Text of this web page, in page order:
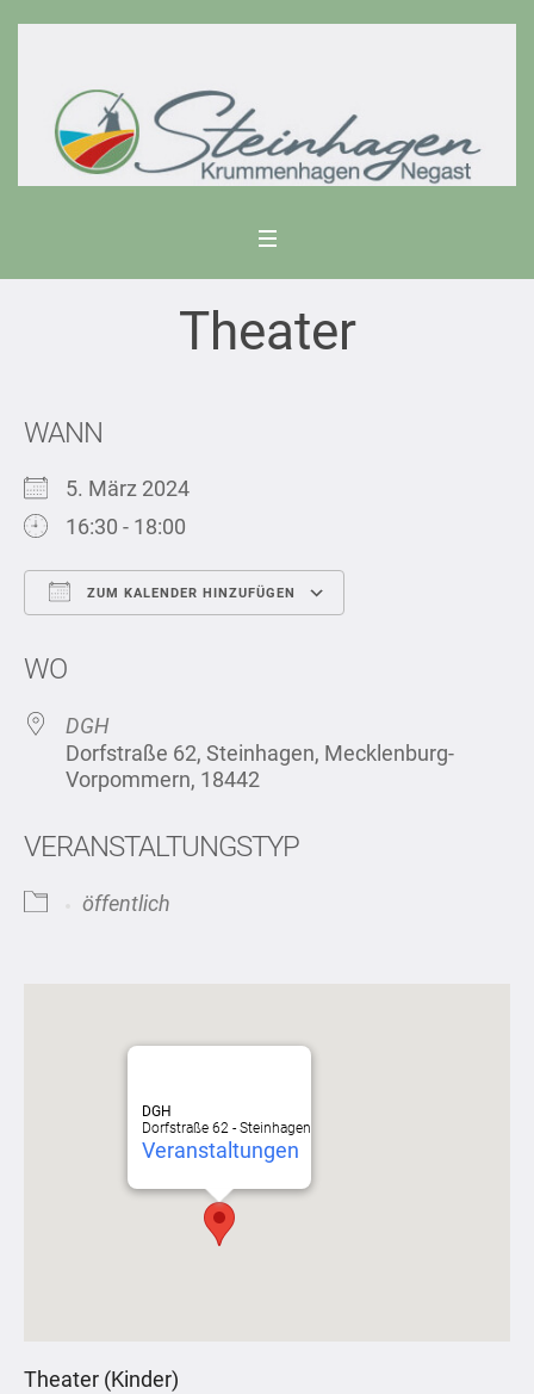
Theater
WANN
5. März 2024
16:30 - 18:00
ZUM KALENDER HINZUFÜGEN
WO
DGH
Dorfstraße 62, Steinhagen, Mecklenburg-
Vorpommern, 18442
VERANSTALTUNGSTYP
öffentlich
DGH
Dorfstraße 62 - Steinhagen
Veranstaltungen
Theater (Kinder)